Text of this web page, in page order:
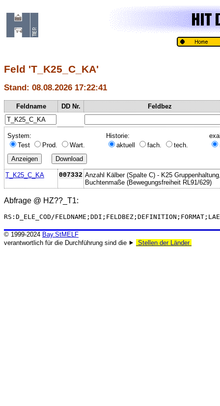
Feld 'T_K25_C_KA'
Stand: 08.08.2026 17:22:41
Feldname DD Nr. Feldbez
System:
Test
Prod. Wart.
Historie:
aktuell
fach. tech.
T_K25_C_KA 007332 Anzahl Kälber (Spalte C) - K25
Buchtenmaße (Bewegungsfreiheit RL91/629)
Abfrage @ HZ??_T1:
RS:D_ELE_COD/
© 1999-2024 Bay.StMELF
verantwortlich für die Durchführung sind die ⯈
Stellen der Länder